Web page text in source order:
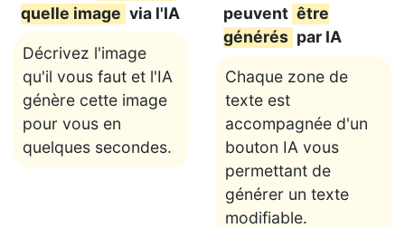
quelle image via l'IA
Décrivez l'image
qu'il vous faut et l'IA
génère cette image
pour vous en
quelques secondes.
peuvent être
générés par IA
Chaque zone de
texte est
accompagnée d'un
bouton IA vous
permettant de
générer un texte
modifiable.